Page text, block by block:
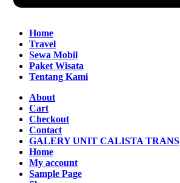
Home
Travel
Sewa Mobil
Paket Wisata
Tentang Kami
About
Cart
Checkout
Contact
GALERY UNIT CALISTA TRANS
Home
My account
Sample Page